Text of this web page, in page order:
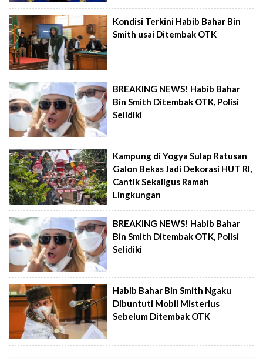
Kondisi Terkini Habib Bahar Bin
Smith usai Ditembak OTK
BREAKING NEWS! Habib Bahar
Bin Smith Ditembak OTK, Polisi
Selidiki
Kampung di Yogya Sulap Ratusan
Galon Bekas Jadi Dekorasi HUT RI,
Cantik Sekaligus Ramah
Lingkungan
BREAKING NEWS! Habib Bahar
Bin Smith Ditembak OTK, Polisi
Selidiki
Habib Bahar Bin Smith Ngaku
Dibuntuti Mobil Misterius
Sebelum Ditembak OTK